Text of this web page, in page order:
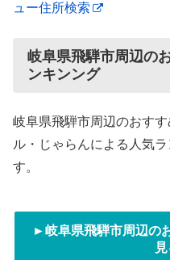
ュー住所検索
岐阜県飛騨市周辺の
ンキンング
岐阜県飛騨市周辺のおす
ル・じゃらんによる人気
す。
►岐阜県飛騨市周辺の